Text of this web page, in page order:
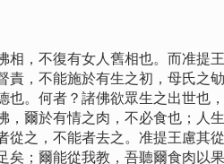
，不復有女人舊相也。而准提
，不能施於有生之初，母氏之
。何者？諸佛欲眾生之出世也
爾於有情之肉，不必食也；人
之，不能者去之。准提王慮其
；爾能從我教，吾聽爾食肉以